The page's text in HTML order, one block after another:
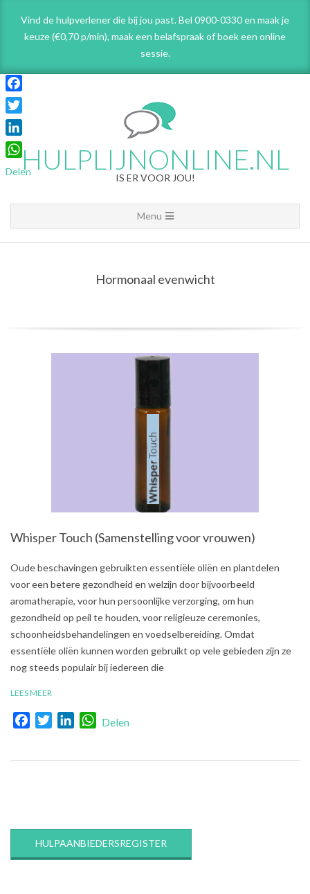
content
Vind de hulpverlener die bij jou past. Bel 0900-0330 en maak je
keuze (€0,70 p/min), maak een belafspraakof boek een online
sessie.
HULPLIJNONLINE.NL
IS ER VOOR JOU!
Navigation
Menu
Menu
Hormonaal evenwicht
Whisper Touch (Samenstelling voor vrouwen)
2021-
Oude beschavingen gebruikten essentiële oliën en plantdelen
voor een betere gezondheid en welzijn door bijvoorbeeld
aromatherapie, voor hun persoonlijke verzorging, om hun
gezondheid op peil te houden, voor religieuze ceremonies,
schoonheidsbehandelingen en voedselbereiding. Omdat
essentiële oliën kunnen worden gebruikt op vele gebieden zijn ze
nog steeds populair bij iedereen die
LEES MEER
FacebookTwitterLinkedInWhatsApp
Delen
HULPAANBIEDERSREGISTER
Facebook
Twitter
LinkedIn
WhatsApp
Delen